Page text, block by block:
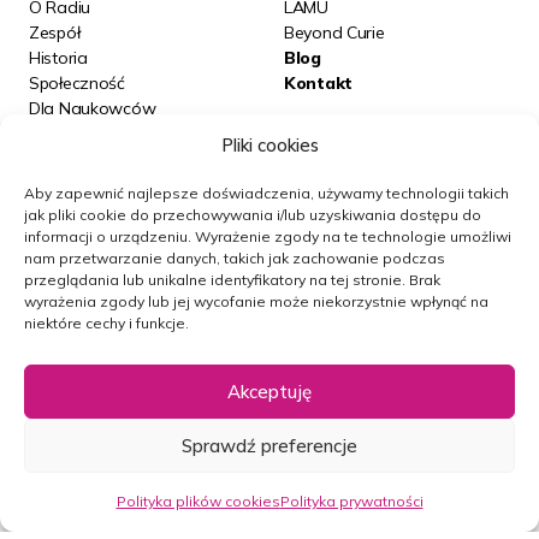
Pliki cookies
Aby zapewnić najlepsze doświadczenia, używamy technologii takich
jak pliki cookie do przechowywania i/lub uzyskiwania dostępu do
informacji o urządzeniu. Wyrażenie zgody na te technologie umożliwi
nam przetwarzanie danych, takich jak zachowanie podczas
przeglądania lub unikalne identyfikatory na tej stronie. Brak
wyrażenia zgody lub jej wycofanie może niekorzystnie wpłynąć na
niektóre cechy i funkcje.
Akceptuję
Sprawdź preferencje
Polityka plików cookiesPolityka prywatności
K.G.: A jak pani na to patrzy, pani doktor? Jako
w chemii? Kiedy widzi pani, że opowiadali oni tam
np. o jakiejś doktrynie humoralnej.
D.R.:Im się ta doktryna humoralna jak najbardziej
sprawdzała w zakresie tego, co widzieli. Skoro
który przebywa w zimnej wodzie, na następny dzień
cieknie z nosa coś, co jest zimne i wilgotne, to dla nich
było to namacalne potwierdzenie tego, że mają rację,
że są na dobrym tropie. Nasiąkł, więc wycieka –
O Radiu
Zespół
Historia
Społeczność
Dla Naukowców
LAMU
Beyond Curie
Blog
Kontakt
Posłuchaj nas na:
Obserwuj nas
Newsletter
Wszelkie prawa zastrzeżone © RN